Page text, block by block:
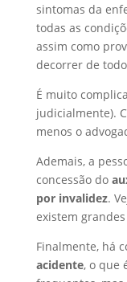
sintomas da
todas as
assim como
decorrer de
É muito
judicialmente).
menos o
Ademais, a
concessão do
por invalidez.
existem
Finalmente, há
acidente, o que